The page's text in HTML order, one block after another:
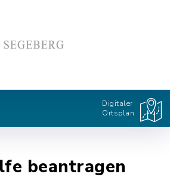
Digitaler
Ortsplan
beantragen